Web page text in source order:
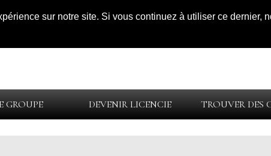
sur notre site. Si vous continuez à utiliser ce dernier,
GROUPE DEVENIR LICENCIE TROUVER DES